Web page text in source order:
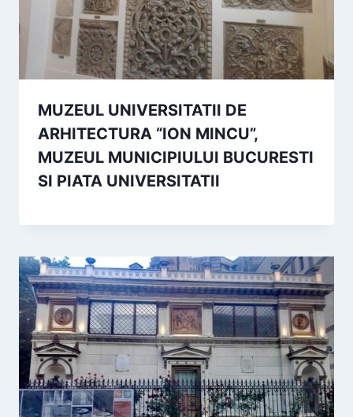
MUZEUL UNIVERSITATII DE
ARHITECTURA “ION MINCU”,
MUZEUL MUNICIPIULUI BUCURESTI
SI PIATA UNIVERSITATII